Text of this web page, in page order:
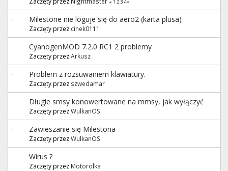
« 1 234»
Milestone nie loguje się do aero2 (karta plusa)
Zaczęty przez cinek0111
CyanogenMOD 7.2.0 RC1 2 problemy
Zaczęty przezArkusz
Problem z rozsuwaniem klawiatury.
Zaczęty przez szwedamar
Długie smsy konowertowane na mmsy, jak wyłączyć
Zaczęty przezWulkanOS
Zawieszanie się Milestona
Zaczęty przezWulkanOS
Wirus ?
Zaczęty przez Motorolka